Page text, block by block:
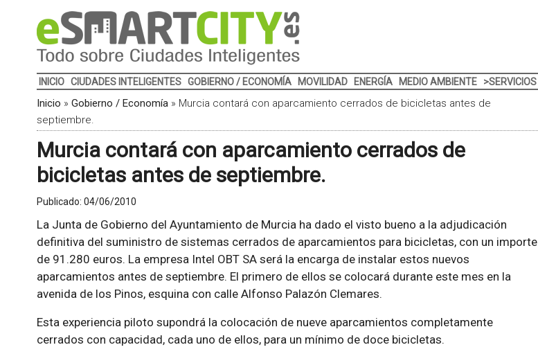
INICIO CIUDADES INTELIGENTES GOBIERNO / ECONOMÍA MOVILIDAD ENERGÍA MEDIO AMBIENTE >SERVICIOS
Inicio » Gobierno / Economía» Murcia contará con aparcamiento cerrados de bicicletas antes de
septiembre.
Murcia contará con aparcamiento cerrados de
bicicletas antes de septiembre.
Publicado: 04/06/2010
La Junta de Gobierno del Ayuntamiento de Murcia ha dado el visto bueno a la adjudicación
definitiva del suministro de sistemas cerrados de aparcamientos para bicicletas, con un importe
de 91.280 euros. La empresa Intel OBT SA será la encarga de instalar estos nuevos
aparcamientos antes de septiembre. El primero de ellos se colocará durante este mes en la
avenida de los Pinos, esquina con calle Alfonso Palazón Clemares.
Esta experiencia piloto supondrá la colocación de nueve aparcamientos completamente
cerrados con capacidad, cada uno de ellos, para un mínimo de doce bicicletas.